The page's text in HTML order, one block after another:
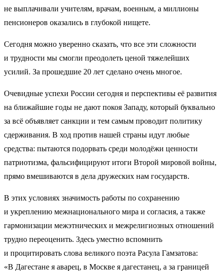
не выплачивали учителям, врачам, военным, а миллионы
пенсионеров оказались в глубокой нищете.
Сегодня можно уверенно сказать, что все эти сложности
и трудности мы смогли преодолеть ценой тяжелейших
усилий. За прошедшие 20 лет сделано очень многое.
Очевидные успехи России сегодня и перспективы её развития
на ближайшие годы не дают покоя Западу, который буквально
за всё объявляет санкции и тем самым проводит политику
сдерживания. В ход против нашей страны идут любые
средства: пытаются подорвать среди молодёжи ценности
патриотизма, фальсифицируют итоги Второй мировой войны,
прямо вмешиваются в дела дружеских нам государств.
В этих условиях значимость работы по сохранению
и укреплению межнационального мира и согласия, а также
гармонизации межэтнических и межрелигиозных отношений
трудно переоценить. Здесь уместно вспомнить
и процитировать слова великого поэта Расула Гамзатова:
«В Дагестане я аварец, в Москве я дагестанец, а за границей